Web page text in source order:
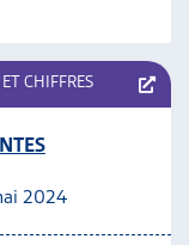
CHIFFRES
2024